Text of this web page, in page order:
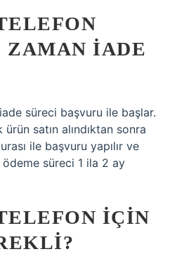
ZAMAN IADE
süreci başvuru ile başlar.
satın alındıktan sonra
ile başvuru yapılır ve
ödeme süreci 1 ila 2 ay
IÇIN